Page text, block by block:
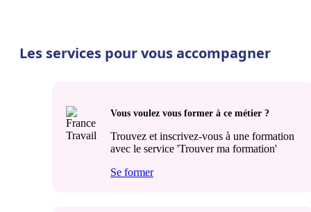
Les services pour vous accompagner
Vous voulez vous former à ce métier ?
Trouvez et inscrivez-vous à une formation
avec le service 'Trouver ma formation'
Se former